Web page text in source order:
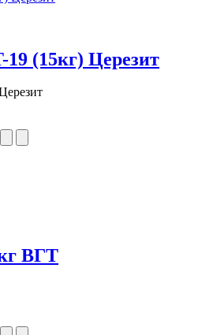
(15кг) Церезит
ВГТ